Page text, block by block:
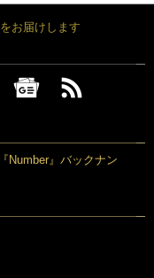
お届けします
Number』バックナン